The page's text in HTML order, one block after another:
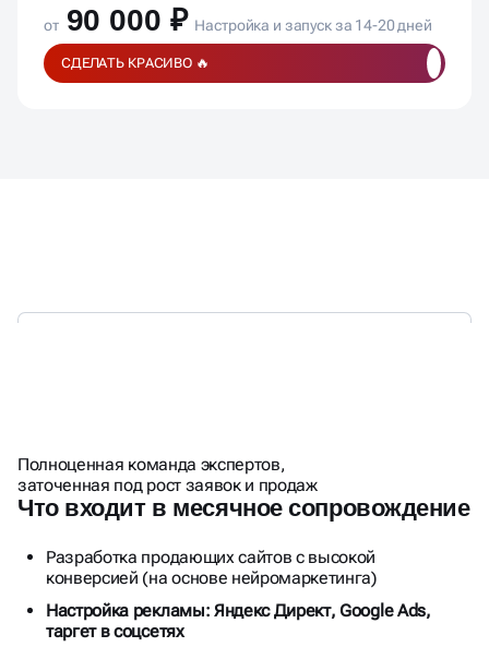
от 90 000 ₽ Настройка и запуск за 14-20 дней
СДЕЛАТЬ КРАСИВО 🔥
ШТАТНОГО МАРКЕТОЛОГА
Полноценная команда экспертов,
заточенная под рост заявок и продаж
Что входит в месячное сопровождение
Разработка продающих сайтов с высокой
конверсией (на основе нейромаркетинга)
Настройка рекламы: Яндекс Директ, Google Ads,
таргет в соцсетях